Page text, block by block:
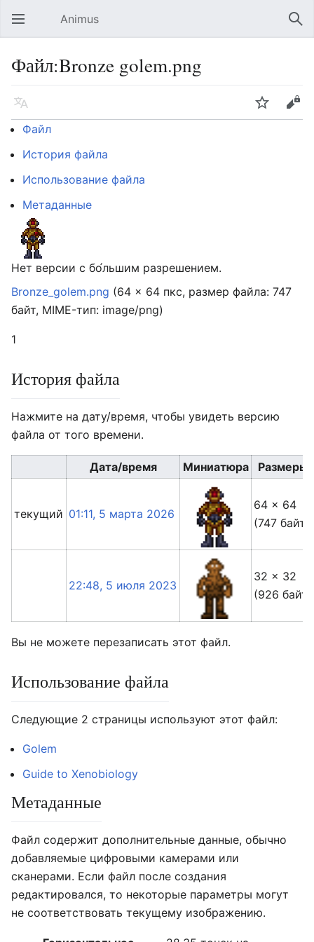
Открыть главное меню Animus
Файл:Bronze golem.png
Язык Следить
Файл
История файла
Использование файла
Метаданные
Нет версии с бо́льшим разрешением.
Bronze_golem.png (64 × 64 пкс, размер файла: 747
байт, MIME-тип: image/png)
1
История файла
Нажмите на дату/время, чтобы увидеть версию
файла от того времени.
Дата/время Миниатюра Размеры
текущий 01:11, 5 марта 2026
64 × 64
(747 байт)
22:48, 5 июля 2023
32 × 32
(926 байт)
Вы не можете перезаписать этот файл.
Использование файла
Следующие 2 страницы используют этот файл:
Golem
Guide to Xenobiology
Метаданные
Файл содержит дополнительные данные, обычно
добавляемые цифровыми камерами или
сканерами. Если файл после создания
редактировался, то некоторые параметры могут
не соответствовать текущему изображению.